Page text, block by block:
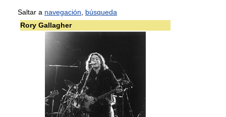
Saltar a navegación
búsqueda
Rory Gallagher